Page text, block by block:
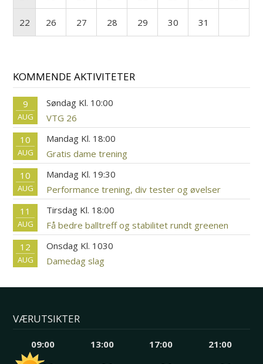
22 26 27 28 29 30 31
KOMMENDE AKTIVITETER
9
AUG
Søndag Kl. 10:00
VTG 26
10
AUG
Mandag Kl. 18:00
Gratis dame trening
10
AUG
Mandag Kl. 19:30
Performance trening, div tester og øvelser
11
AUG
Tirsdag Kl. 18:00
Få bedre balltreff og stabilitet rundt greenen
12
AUG
Onsdag Kl. 1030
Damedag slag
VÆRUTSIKTER
09:00 13:00 17:00 21:00